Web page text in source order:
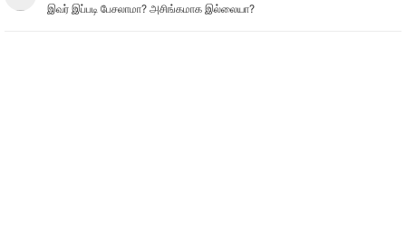
இவர் இப்படி பேசலாமா? அசிங்கமாக இல்லையா?